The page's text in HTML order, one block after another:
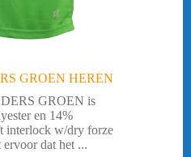
GROEN HEREN
GROEN is
en 14%
interlock w/dry forze
dat het ...